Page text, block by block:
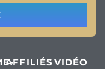
AFFILIÉS VIDÉO